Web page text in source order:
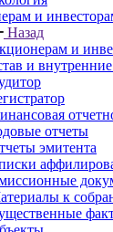
и
Назад
и
и
отчеты
эмитента
к